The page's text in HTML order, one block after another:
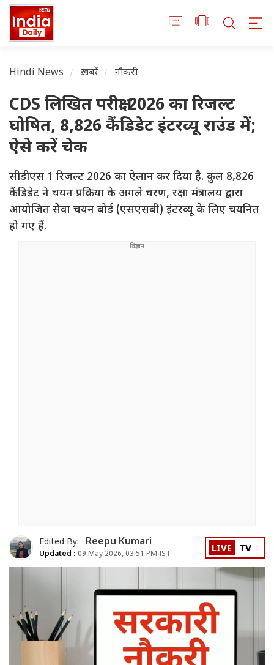
Hindi News ख़बरें नौकरी
CDS लिखित परीक्षा 2026 का रिजल्ट
घोषित, 8,826 कैंडिडेट इंटरव्यू राउंड में;
ऐसे करें चेक
सीडीएस 1 रिजल्ट 2026 का ऐलान कर दिया है. कुल 8,826
कैंडिडेट ने चयन प्रक्रिया के अगले चरण, रक्षा मंत्रालय द्वारा
आयोजित सेवा चयन बोर्ड (एसएसबी) इंटरव्यू के लिए चयनित
हो गए हैं.
Edited By: Reepu Kumari
Updated : 09 May 2026, 03:51 PM IST LIVE TV